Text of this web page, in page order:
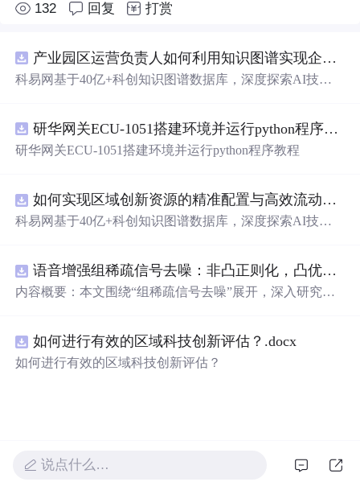
132 回复 打赏
产业园区运营负责人如何利用知识图谱实现企业精准对接与协同？.docx
科易网基于40亿+科创知识图谱数据库，深度探索AI技术
新领域的AI+数智化解决方案，推动科技创新与产业创新
智能化发展。
研华网关ECU-1051搭建环境并运行python程序教程
研华网关ECU-1051搭建环境并运行python程序教程
如何实现区域创新资源的精准配置与高效流动？.docx
科易网基于40亿+科创知识图谱数据库，深度探索AI技术
新领域的AI+数智化解决方案，推动科技创新与产业创新
智能化发展。
语音增强组稀疏信号去噪：非凸正则化，凸优化研究（Matlab代码实现）
内容概要：本文围绕“组稀疏信号去噪”展开，深入研究了
则项克服传统稀疏恢复方法的局限性，从而在语音增强等
实际应用中实现更优的去噪性能。研究采用组稀疏建模范
强噪声环境下表现出更强的鲁棒性。; 适合人群：具备一定
如何进行有效的区域科技创新评估？.docx
如何进行有效的区域科技创新评估？
说点什么…